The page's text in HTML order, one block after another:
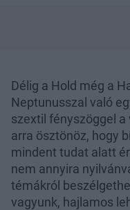
Délig a Hold még a
Neptunusszal való
szextil fényszöggel
arra ösztönöz, hogy
mindent tudat alatt
nem annyira
témákról
vagyunk, hajlamos